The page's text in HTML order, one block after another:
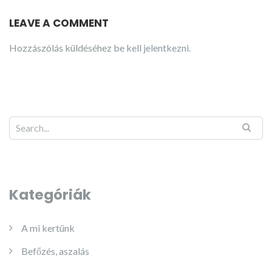
LEAVE A COMMENT
Hozzászólás küldéséhez be kell jelentkezni.
Kategóriák
A mi kertünk
Befőzés, aszalás